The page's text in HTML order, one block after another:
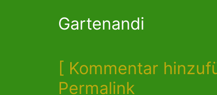
Gartenandi
[ Kommentar
Permalink